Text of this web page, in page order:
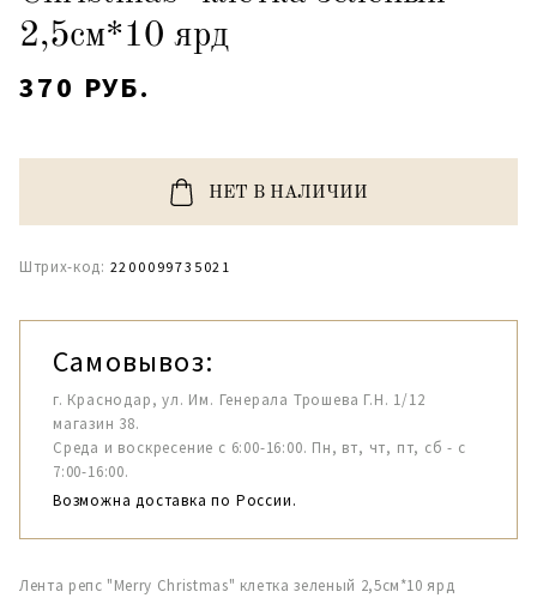
2,5см*10 ярд
370 РУБ.
НЕТ В НАЛИЧИИ
Штрих-код: 2200099735021
Самовывоз:
г. Краснодар, ул. Им. Генерала Трошева Г.Н. 1/12
магазин 38.
Среда и воскресение с 6:00-16:00. Пн, вт, чт, пт, сб - с
7:00-16:00.
Возможна доставка по России.
Лента репс "Merry Christmas" клетка зеленый 2,5см*10 ярд